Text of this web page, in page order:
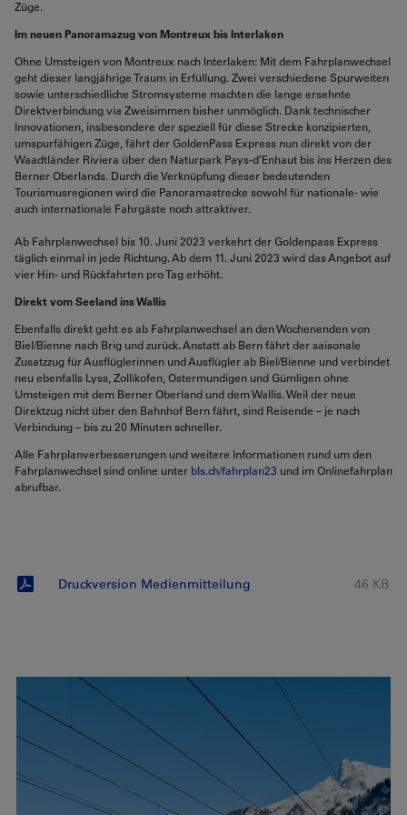
Züge.
Im neuen Panoramazug von Montreux bis Interlaken
Ohne Umsteigen von Montreux nach Interlaken: Mit dem Fahrplanwechsel
geht dieser langjährige Traum in Erfüllung. Zwei verschiedene Spurweiten
sowie unterschiedliche Stromsysteme machten die lange ersehnte
Direktverbindung via Zweisimmen bisher unmöglich. Dank technischer
Innovationen, insbesondere der speziell für diese Strecke konzipierten,
umspurfähigen Züge, fährt der GoldenPass Express nun direkt von der
Waadtländer Riviera über den Naturpark Pays-d’Enhaut bis ins Herzen des
Berner Oberlands. Durch die Verknüpfung dieser bedeutenden
Tourismusregionen wird die Panoramastrecke sowohl für nationale- wie
auch internationale Fahrgäste noch attraktiver.
Ab Fahrplanwechsel bis 10. Juni 2023 verkehrt der Goldenpass Express
täglich einmal in jede Richtung. Ab dem 11. Juni 2023 wird das Angebot auf
vier Hin- und Rückfahrten pro Tag erhöht.
Direkt vom Seeland ins Wallis
Ebenfalls direkt geht es ab Fahrplanwechsel an den Wochenenden von
Biel/Bienne nach Brig und zurück. Anstatt ab Bern fährt der saisonale
Zusatzzug für Ausflüglerinnen und Ausflügler ab Biel/Bienne und verbindet
neu ebenfalls Lyss, Zollikofen, Ostermundigen und Gümligen ohne
Umsteigen mit dem Berner Oberland und dem Wallis. Weil der neue
Direktzug nicht über den Bahnhof Bern fährt, sind Reisende – je nach
Verbindung – bis zu 20 Minuten schneller.
Alle Fahrplanverbesserungen und weitere Informationen rund um den
Fahrplanwechsel sind online unter bls.ch/fahrplan23 und im Onlinefahrplan
abrufbar.
46 KB
Druckversion Medienmitteilung